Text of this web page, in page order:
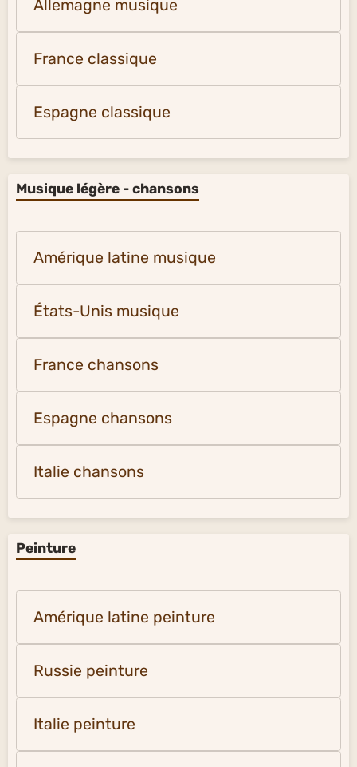
Allemagne musique
France classique
Espagne classique
Musique légère - chansons
Amérique latine musique
États-Unis musique
France chansons
Espagne chansons
Italie chansons
Peinture
Amérique latine peinture
Russie peinture
Italie peinture